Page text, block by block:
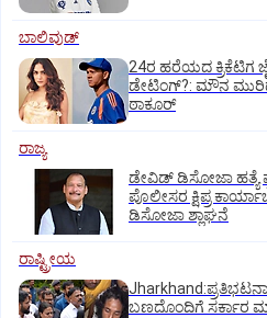
ಬಾಲಿವುಡ್‌
24ರ ಹರೆಯದ ಕ್ರಿಕೆಟಿಗ
ಡೇಟಿಂಗ್?:‌ ಮೌನ
ಠಾಕೂರ್
ರಾಜ್ಯ
ಡೇವಿಡ್ ಡಿಸೋಜಾ ಹತ್ಯೆ
ಪೊಲೀಸರ ಕ್ಷಿಪ್ರ
ಡಿಸೋಜಾ ಶ್ಲಾಘನೆ
ರಾಷ್ಟ್ರೀಯ
ಬಣದೊಂದಿಗೆ ಸರ್ಕಾರ